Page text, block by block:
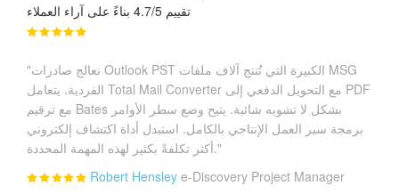
تقييم 4.7/5 بناءً على آراء العملاء
"نعالج صادرات Outlook PST الكبيرة التي تُنتج آلاف ملفات MSG
الفردية. يتعامل Total Mail Converter مع التحويل الدفعي إلى PDF
مع ترقيم Bates بشكل لا تشوبه شائبة. يتيح وضع سطر الأوامر
برمجة سير العمل الإنتاجي بالكامل. استبدل أداة اكتشاف إلكتروني
أكثر تكلفةً بكثير لهذه المهمة المحددة."
Robert Hensley e-Discovery Project Manager